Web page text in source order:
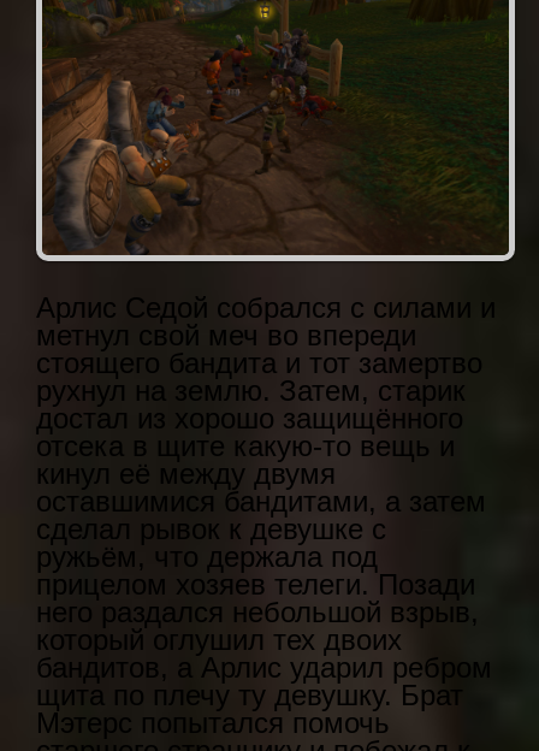
Арлис Седой собрался с силами и
метнул свой меч во впереди
стоящего бандита и тот замертво
рухнул на землю. Затем, старик
достал из хорошо защищённого
отсека в щите какую-то вещь и
кинул её между двумя
оставшимися бандитами, а затем
сделал рывок к девушке с
ружьём, что держала под
прицелом хозяев телеги. Позади
него раздался небольшой взрыв,
который оглушил тех двоих
бандитов, а Арлис ударил ребром
щита по плечу ту девушку. Брат
Мэтерс попытался помочь